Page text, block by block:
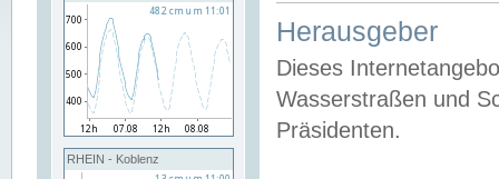
RHEIN - Koblenz
Herausgeber
Dieses
Wasserstraßen und
Präsidenten.